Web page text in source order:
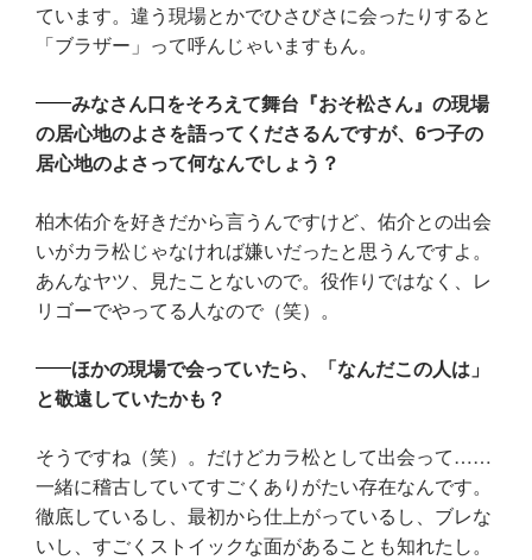
ています。違う現場とかでひさびさに会ったりすると
「ブラザー」って呼んじゃいますもん。
みなさん口をそろえて舞台『おそ松さん』の現場
の居心地のよさを語ってくださるんですが、6つ子の
居心地のよさって何なんでしょう？
柏木佑介を好きだから言うんですけど、佑介との出会
いがカラ松じゃなければ嫌いだったと思うんですよ。
あんなヤツ、見たことないので。役作りではなく、レ
リゴーでやってる人なので（笑）。
ほかの現場で会っていたら、「なんだこの人は」
と敬遠していたかも？
そうですね（笑）。だけどカラ松として出会って……
一緒に稽古していてすごくありがたい存在なんです。
徹底しているし、最初から仕上がっているし、ブレな
いし、すごくストイックな面があることも知れたし。